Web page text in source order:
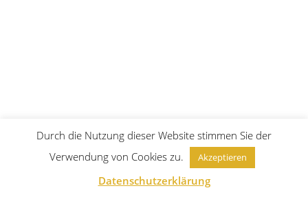
Durch die Nutzung dieser Website stimmen Sie der
Verwendung von Cookies zu.
Akzeptieren
Datenschutzerklärung